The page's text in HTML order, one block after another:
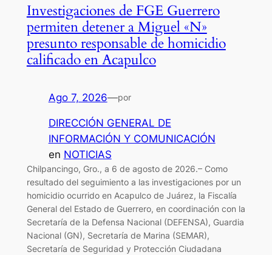
Investigaciones de FGE Guerrero
permiten detener a Miguel «N»
presunto responsable de homicidio
calificado en Acapulco
Ago 7, 2026—por
DIRECCIÓN GENERAL DE
INFORMACIÓN Y COMUNICACIÓN
en NOTICIAS
Chilpancingo, Gro., a 6 de agosto de 2026.– Como
resultado del seguimiento a las investigaciones por un
homicidio ocurrido en Acapulco de Juárez, la Fiscalía
General del Estado de Guerrero, en coordinación con la
Secretaría de la Defensa Nacional (DEFENSA), Guardia
Nacional (GN), Secretaría de Marina (SEMAR),
Secretaría de Seguridad y Protección Ciudadana